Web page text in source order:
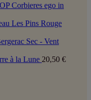
Corbieres ego in
Les Pins Rouge
Sec - Vent
à la Lune 20,50 €